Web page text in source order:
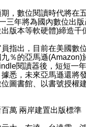
，數位閱讀時代將在
三年將為國內數位出
版本等軟硬體)締造千
指出，目前在美國數
％的亞馬遜(Amazon)
閱讀器後，短短一
悉，未來亞馬遜還將
圖書館、以書號授權
萬 兩岸建置出版標準